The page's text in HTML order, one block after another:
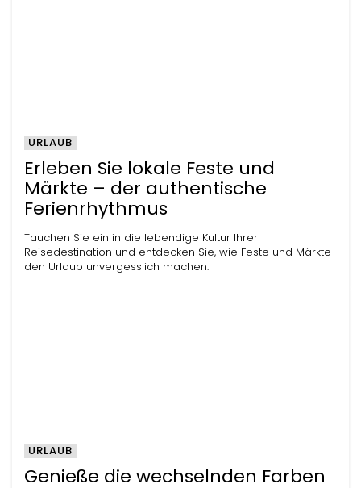
Erleben Sie lokale Feste und
Märkte – der authentische
Ferienrhythmus
Tauchen Sie ein in die lebendige Kultur Ihrer
Reisedestination und entdecken Sie, wie Feste und Märkte
den Urlaub unvergesslich machen.
URLAUB
Genieße die wechselnden Farben
URLAUB